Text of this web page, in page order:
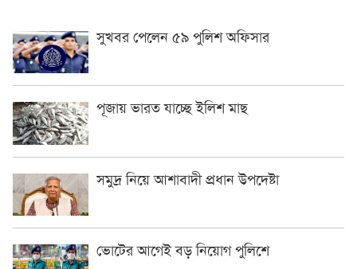
সুখবর পেলেন ৫৯ পুলিশ অফিসার
পূজায় ভারত যাচ্ছে ইলিশ মাছ
সমুদ্র নিয়ে আশাবাদী প্রধান উপদেষ্টা
ভোটের আগেই বড় নিয়োগ পুলিশে